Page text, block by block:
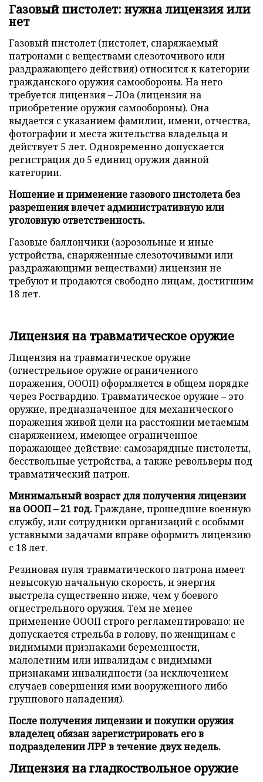
Газовый пистолет: нужна лицензия или
нет
Газовый пистолет (пистолет, снаряжаемый
патронами с веществами слезоточивого или
раздражающего действия) относится к категории
гражданского оружия самообороны. На него
требуется лицензия – ЛОа (лицензия на
приобретение оружия самообороны). Она
выдается с указанием фамилии, имени, отчества,
фотографии и места жительства владельца и
действует 5 лет. Одновременно допускается
регистрация до 5 единиц оружия данной
категории.
Ношение и применение газового пистолета без
разрешения влечет административную или
уголовную ответственность.
Газовые баллончики (аэрозольные и иные
устройства, снаряженные слезоточивыми или
раздражающими веществами) лицензии не
требуют и продаются свободно лицам, достигшим
18 лет.
Лицензия на травматическое оружие
Лицензия на травматическое оружие
(огнестрельное оружие ограниченного
поражения, ОООП) оформляется в общем порядке
через Росгвардию. Травматическое оружие – это
оружие, предназначенное для механического
поражения живой цели на расстоянии метаемым
снаряжением, имеющее ограниченное
поражающее действие: самозарядные пистолеты,
бесствольные устройства, а также револьверы под
травматический патрон.
Минимальный возраст для получения лицензии
на ОООП – 21 год.Граждане, прошедшие военную
службу, или сотрудники организаций с особыми
уставными задачами вправе оформить лицензию
с 18 лет.
Резиновая пуля травматического патрона имеет
невысокую начальную скорость, и энергия
выстрела существенно ниже, чем у боевого
огнестрельного оружия. Тем не менее
применение ОООП строго регламентировано: не
допускается стрельба в голову, по женщинам с
видимыми признаками беременности,
малолетним или инвалидам с видимыми
признаками инвалидности (за исключением
случаев совершения ими вооруженного либо
группового нападения).
После получения лицензии и покупки оружия
владелец обязан зарегистрировать его в
подразделении ЛРР в течение двух недель.
Лицензия на гладкоствольное оружие